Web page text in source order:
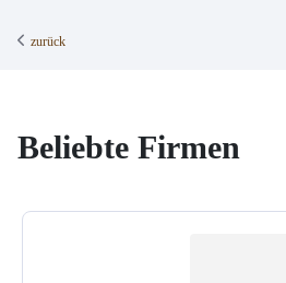
zurück
Beliebte Firmen